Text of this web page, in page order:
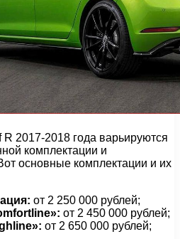
2017-2018 года варьируются
комплектации и
основные комплектации и их
от 2 250 000 рублей;
от 2 450 000 рублей;
от 2 650 000 рублей;